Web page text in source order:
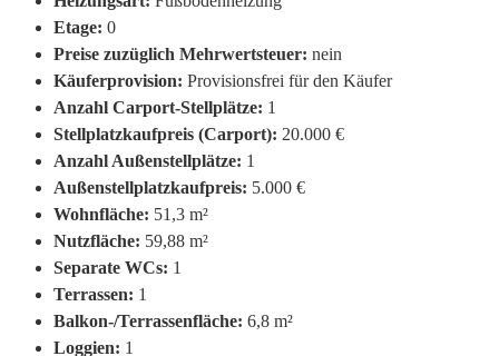
Etage: 0
Preise zuzüglich Mehrwertsteuer: nein
Käuferprovision: Provisionsfrei für den Käufer
Anzahl Carport-Stellplätze: 1
Stellplatzkaufpreis (Carport): 20.000 €
Anzahl Außenstellplätze: 1
Außenstellplatzkaufpreis: 5.000 €
Wohnfläche: 51,3 m²
Nutzfläche: 59,88 m²
Separate WCs: 1
Terrassen: 1
Balkon-/Terrassenfläche: 6,8 m²
Loggien: 1